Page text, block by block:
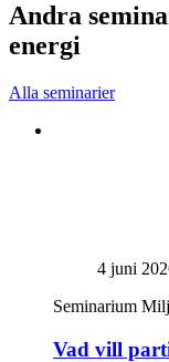
Andra
energi
Alla seminarier
4 juni
Seminarium
Vad vill